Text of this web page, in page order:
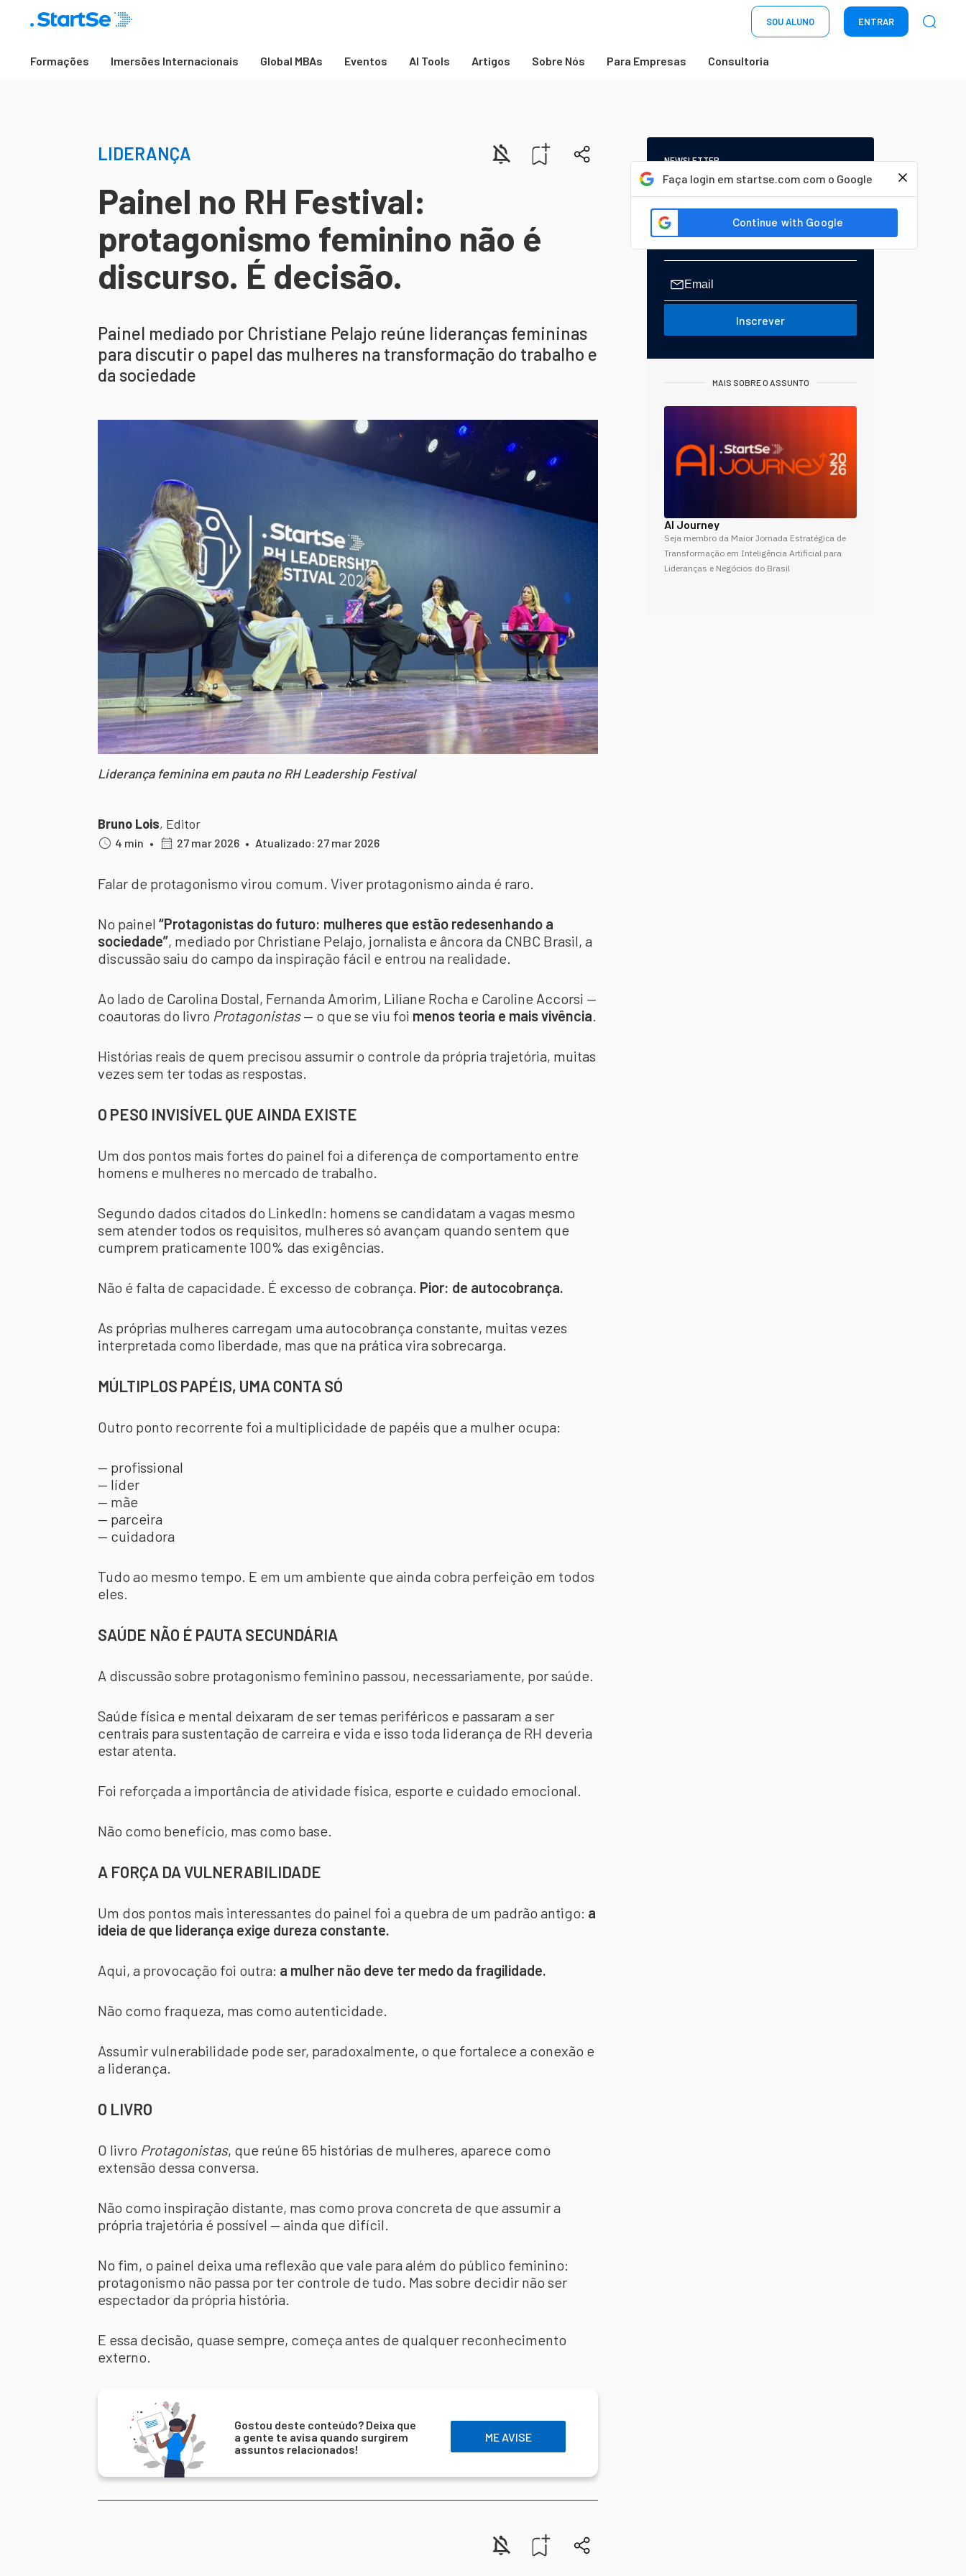
SOU ALUNO ENTRAR
Formações Imersões Internacionais Global MBAs Eventos AI Tools Artigos Sobre Nós Para Empresas Consultoria
Faça login em startse.com com o Google
LIDERANÇA
Painel no RH Festival:
protagonismo feminino não é
discurso. É decisão.
Painel mediado por Christiane Pelajo reúne lideranças femininas
para discutir o papel das mulheres na transformação do trabalho e
da sociedade
Liderança feminina em pauta no RH Leadership Festival
Bruno Lois, Editor
4 min • 27 mar 2026 • Atualizado: 27 mar 2026
Falar de protagonismo virou comum. Viver protagonismo ainda é raro.
No painel “Protagonistas do futuro: mulheres que estão redesenhando a
sociedade”, mediado por Christiane Pelajo, jornalista e âncora da CNBC Brasil, a
discussão saiu do campo da inspiração fácil e entrou na realidade.
Ao lado de Carolina Dostal, Fernanda Amorim, Liliane Rocha e Caroline Accorsi —
coautoras do livro Protagonistas— o que se viu foi menos teoria e mais vivência.
Histórias reais de quem precisou assumir o controle da própria trajetória, muitas
vezes sem ter todas as respostas.
O PESO INVISÍVEL QUE AINDA EXISTE
Um dos pontos mais fortes do painel foi a diferença de comportamento entre
homens e mulheres no mercado de trabalho.
Segundo dados citados do LinkedIn: homens se candidatam a vagas mesmo
sem atender todos os requisitos, mulheres só avançam quando sentem que
cumprem praticamente 100% das exigências.
Não é falta de capacidade. É excesso de cobrança. Pior: de autocobrança.
As próprias mulheres carregam uma autocobrança constante, muitas vezes
interpretada como liberdade, mas que na prática vira sobrecarga.
MÚLTIPLOS PAPÉIS, UMA CONTA SÓ
Outro ponto recorrente foi a multiplicidade de papéis que a mulher ocupa:
— profissional
— líder
— mãe
— parceira
— cuidadora
Tudo ao mesmo tempo. E em um ambiente que ainda cobra perfeição em todos
eles.
SAÚDE NÃO É PAUTA SECUNDÁRIA
A discussão sobre protagonismo feminino passou, necessariamente, por saúde.
Saúde física e mental deixaram de ser temas periféricos e passaram a ser
centrais para sustentação de carreira e vida e isso toda liderança de RH deveria
estar atenta.
Foi reforçada a importância de atividade física, esporte e cuidado emocional.
Não como benefício, mas como base.
A FORÇA DA VULNERABILIDADE
Um dos pontos mais interessantes do painel foi a quebra de um padrão antigo: a
ideia de que liderança exige dureza constante.
Aqui, a provocação foi outra: a mulher não deve ter medo da fragilidade.
Não como fraqueza, mas como autenticidade.
Assumir vulnerabilidade pode ser, paradoxalmente, o que fortalece a conexão e
a liderança.
O LIVRO
O livro Protagonistas, que reúne 65 histórias de mulheres, aparece como
extensão dessa conversa.
Não como inspiração distante, mas como prova concreta de que assumir a
própria trajetória é possível — ainda que difícil.
No fim, o painel deixa uma reflexão que vale para além do público feminino:
protagonismo não passa por ter controle de tudo. Mas sobre decidir não ser
espectador da própria história.
E essa decisão, quase sempre, começa antes de qualquer reconhecimento
externo.
Gostou deste conteúdo? Deixa que
a gente te avisa quando surgirem
assuntos relacionados!
ME AVISE
NEWSLETTER
Start Seu dia:
A Newsletter do AGORA!
Inscrever
MAIS SOBRE O ASSUNTO
AI Journey
Seja membro da Maior Jornada Estratégica de
Transformação em Inteligência Artificial para
Lideranças e Negócios do Brasil